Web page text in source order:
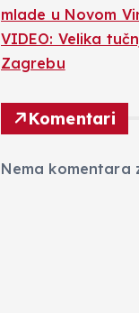
mlade u Novom
VIDEO: Velika
Zagrebu
Komentari
Nema komentara